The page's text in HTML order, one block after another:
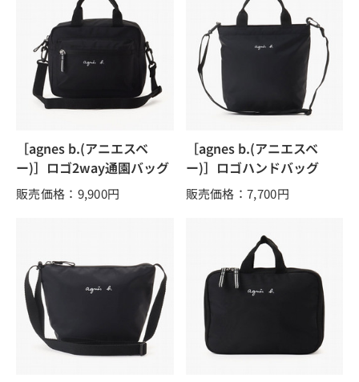
［agnes b.(アニエスベ
ー)］ロゴ2way通園バッグ
販売価格：9,900円
［agnes b.(アニエスベ
ー)］ロゴハンドバッグ
販売価格：7,700円